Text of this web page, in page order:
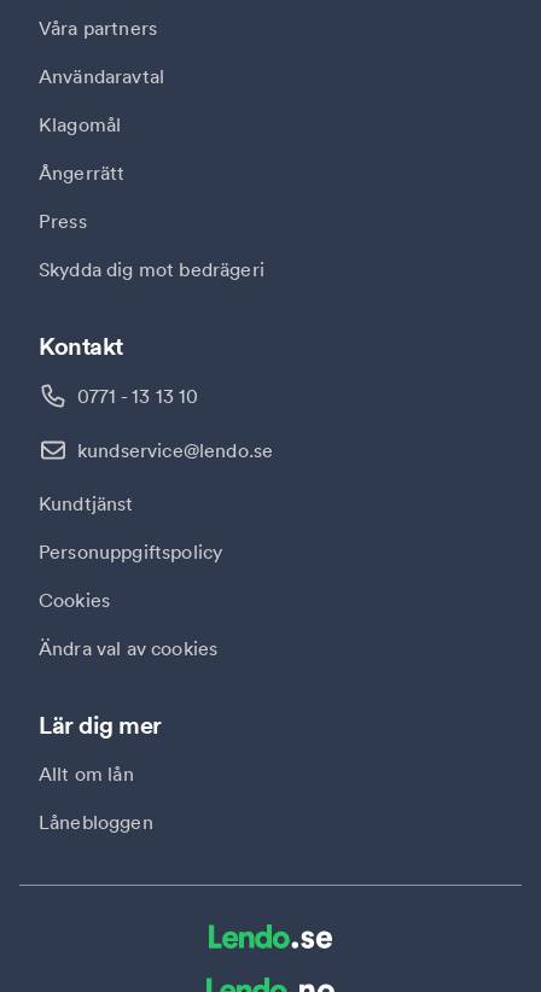
Lär dig mer
Allt om lån
Lånebloggen
Kontakt
0771 - 13 13 10
kundservice@lendo.se
Kundtjänst
Personuppgiftspolicy
Cookies
Ändra val av cookies
Våra partners
Användaravtal
Klagomål
Ångerrätt
Press
Skydda dig mot bedrägeri